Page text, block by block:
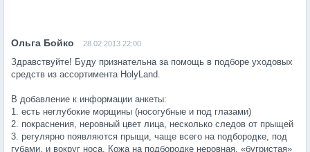
28.02.2013 22:00
Здравствуйте! Буду признательна за помощь в подборе уходовых
средств из ассортимента HolyLand.
В добавление к информации анкеты:
1. есть неглубокие морщины (носогубные и под глазами)
2. покраснения, неровный цвет лица, несколько следов от прыщей
3. регулярно появляются прыщи, чаще всего на подбородке, под
губами, и вокруг носа. Кожа на подбородке неровная, «бугристая»